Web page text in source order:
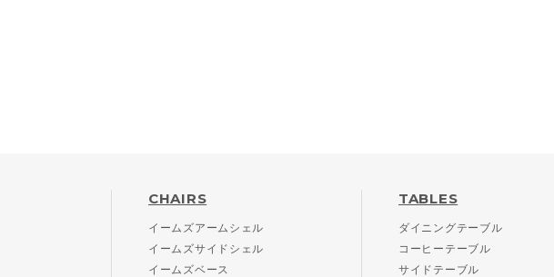
CHAIRS
イームズアームシェル
イームズサイドシェル
イームズベース
TABLES
ダイニングテーブル
コーヒーテーブル
サイドテーブル